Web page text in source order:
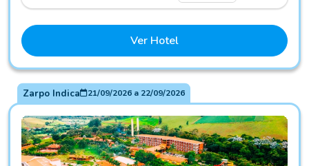
Ver Hotel
Zarpo Indica 21/09/2026a 22/09/2026